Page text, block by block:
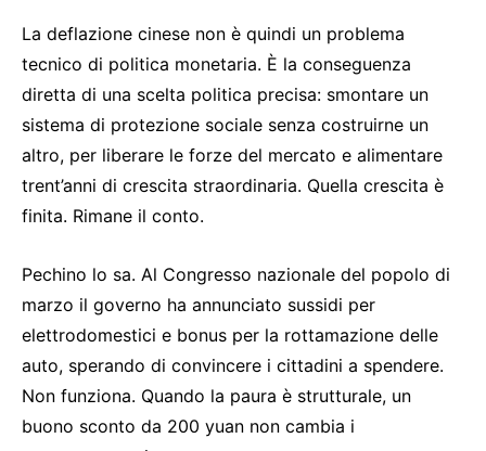
La deflazione cinese non è quindi un problema
tecnico di politica monetaria. È la conseguenza
diretta di una scelta politica precisa: smontare un
sistema di protezione sociale senza costruirne un
altro, per liberare le forze del mercato e alimentare
trent’anni di crescita straordinaria. Quella crescita è
finita. Rimane il conto.
Pechino lo sa. Al Congresso nazionale del popolo di
marzo il governo ha annunciato sussidi per
elettrodomestici e bonus per la rottamazione delle
auto, sperando di convincere i cittadini a spendere.
Non funziona. Quando la paura è strutturale, un
buono sconto da 200 yuan non cambia i